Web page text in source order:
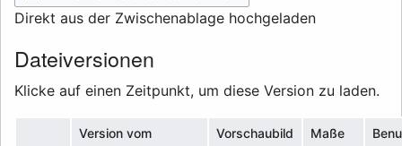
Direkt aus der Zwischenablage hochgeladen
Dateiversionen
Klicke auf einen Zeitpunkt, um diese Version zu laden.
Version vom Vorschaubild Maße